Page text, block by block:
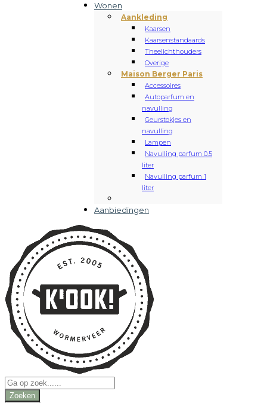
Wonen
Aankleding
Kaarsen
Kaarsenstandaards
Theelichthouders
Overige
Maison Berger Paris
Accessoires
Autoparfum en
navulling
Geurstokjes en
navulling
Lampen
Navulling parfum 0.5
liter
Navulling parfum 1
liter
Aanbiedingen
Producten
zoeken
Zoeken